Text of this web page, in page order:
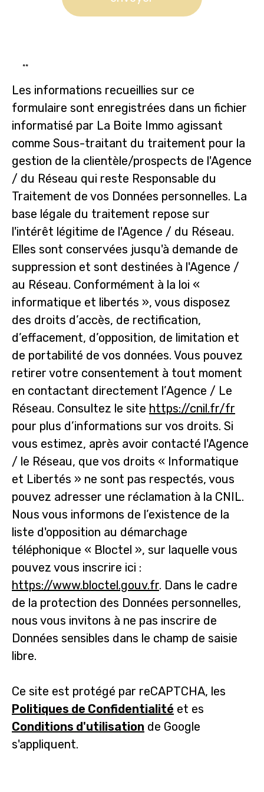
**
Les informations recueillies sur ce
formulaire sont enregistrées dans un fichier
informatisé par La Boite Immo agissant
comme Sous-traitant du traitement pour la
gestion de la clientèle/prospects de l'Agence
/ du Réseau qui reste Responsable du
Traitement de vos Données personnelles. La
base légale du traitement repose sur
l'intérêt légitime de l'Agence / du Réseau.
Elles sont conservées jusqu'à demande de
suppression et sont destinées à l'Agence /
au Réseau. Conformément à la loi «
informatique et libertés », vous disposez
des droits d’accès, de rectification,
d’effacement, d’opposition, de limitation et
de portabilité de vos données. Vous pouvez
retirer votre consentement à tout moment
en contactant directement l’Agence / Le
Réseau. Consultez le site https://cnil.fr/fr
pour plus d’informations sur vos droits. Si
vous estimez, après avoir contacté l'Agence
/ le Réseau, que vos droits « Informatique
et Libertés » ne sont pas respectés, vous
pouvez adresser une réclamation à la CNIL.
Nous vous informons de l’existence de la
liste d'opposition au démarchage
téléphonique « Bloctel », sur laquelle vous
pouvez vous inscrire ici :
https://www.bloctel.gouv.fr. Dans le cadre
de la protection des Données personnelles,
nous vous invitons à ne pas inscrire de
Données sensibles dans le champ de saisie
libre.
Ce site est protégé par reCAPTCHA, les
Politiques de Confidentialité et es
Conditions d'utilisation de Google
s'appliquent.